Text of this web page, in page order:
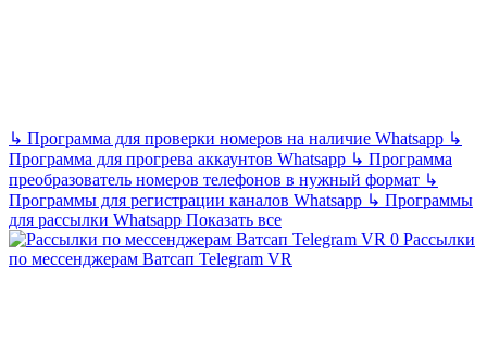
↳ Программа для проверки номеров на наличие Whatsapp ↳
Программа для прогрева аккаунтов Whatsapp ↳ Программа
преобразователь номеров телефонов в нужный формат ↳
Программы для регистрации каналов Whatsapp ↳ Программы
для рассылки Whatsapp Показать все
Рассылки
по мессенджерам Ватсап Telegram VR